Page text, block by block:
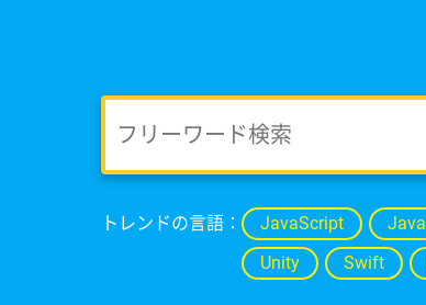
トレンドの言語： JavaScript Java
Unity
Swift